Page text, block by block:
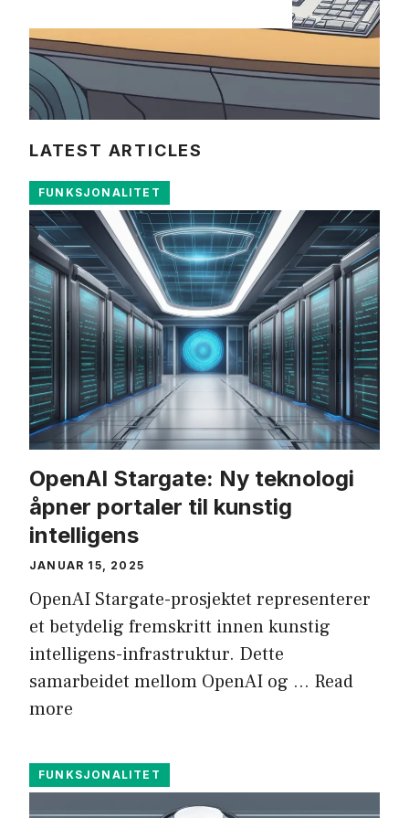
LATEST ARTICLES
FUNKSJONALITET
OpenAI Stargate: Ny teknologi
åpner portaler til kunstig
intelligens
JANUAR 15, 2025
OpenAI Stargate-prosjektet representerer
et betydelig fremskritt innen kunstig
intelligens-infrastruktur. Dette
samarbeidet mellom OpenAI og … Read
more
FUNKSJONALITET